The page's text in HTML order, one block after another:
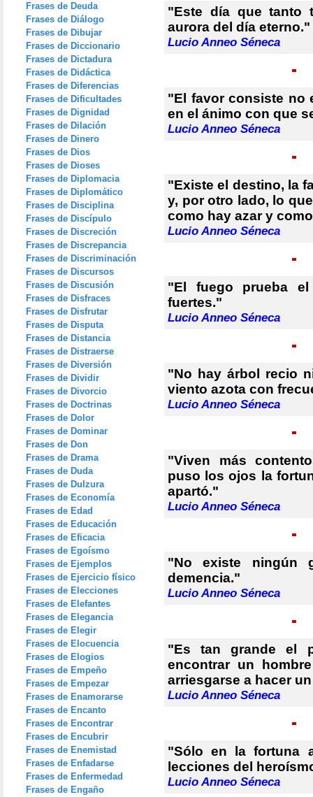
Frases de Deuda
Frases de Diálogo
Frases de Dibujar
Frases de Diccionario
Frases de Dictadura
Frases de Didáctica
Frases de Diferencias
Frases de Dificultades
Frases de Dignidad
Frases de Dilación
Frases de Dinero
Frases de Dios
Frases de Dioses
Frases de Diplomacia
Frases de Diplomático
Frases de Disciplina
Frases de Discípulo
Frases de Discreción
Frases de Discrepancia
Frases de Discriminación
Frases de Discursos
Frases de Discusión
Frases de Disfraces
Frases de Disfrutar
Frases de Disputa
Frases de Distancia
Frases de Distraerse
Frases de Diversión
Frases de Dividir
Frases de Divorcio
Frases de Doctrinas
Frases de Dolor
Frases de Dominar
Frases de Don
Frases de Drama
Frases de Duda
Frases de Dulzura
Frases de Economía
Frases de Edad
Frases de Educación
Frases de Eficacia
Frases de Egoísmo
Frases de Ejemplos
Frases de Ejercicio físico
Frases de Elecciones
Frases de Elefantes
Frases de Elegancia
Frases de Elegir
Frases de Elocuencia
Frases de Elogios
Frases de Empeño
Frases de Empezar
Frases de Enamorarse
Frases de Encanto
Frases de Encontrar
Frases de Encubrir
Frases de Enemistad
Frases de Enfadarse
Frases de Enfermedad
Frases de Engaño
"Este día que tanto
aurora del día eterno."
Lucio Anneo Séneca
"El favor consiste no
en el ánimo con que
Lucio Anneo Séneca
"Existe el destino, la
y, por otro lado, lo
como hay azar y
Lucio Anneo Séneca
"El fuego prueba
fuertes."
Lucio Anneo Séneca
"No hay árbol recio
viento azota con
Lucio Anneo Séneca
"Viven más
puso los ojos la
apartó."
Lucio Anneo Séneca
"No existe ningún
demencia."
Lucio Anneo Séneca
"Es tan grande el
encontrar un
arriesgarse a hacer
Lucio Anneo Séneca
"Sólo en la fortuna
lecciones del
Lucio Anneo Séneca